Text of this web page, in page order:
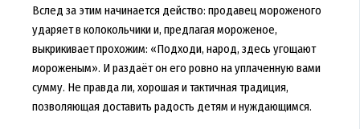
Вслед за этим начинается действо: продавец мороженого
ударяет в колокольчики и, предлагая мороженое,
выкрикивает прохожим: «Подходи, народ, здесь угощают
мороженым». И раздаёт он его ровно на уплаченную вами
сумму. Не правда ли, хорошая и тактичная традиция,
позволяющая доставить радость детям и нуждающимся.